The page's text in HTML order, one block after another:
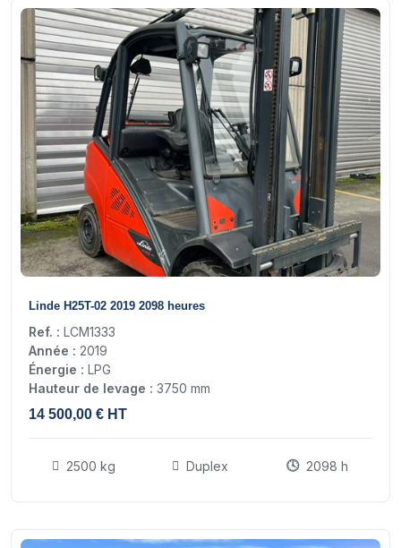
Linde H25T-02 2019 2098 heures
Ref. : LCM1333
Année : 2019
Énergie : LPG
Hauteur de levage : 3750 mm
14 500,00 € HT
2500 kg Duplex 2098 h